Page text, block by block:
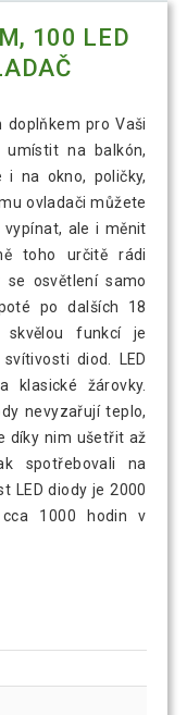
100 LED
doplňkem pro Vaši
na balkón,
i na okno, poličky,
ovladači můžete
ale i měnit
toho určitě rádi
se osvětlení samo
po dalších 18
skvělou funkcí je
diod. LED
klasické žárovky.
nevyzařují teplo,
díky nim ušetřit až
spotřebovali na
LED diody je 2000
cca 1000 hodin v